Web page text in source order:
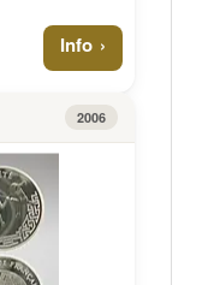
Info
2006